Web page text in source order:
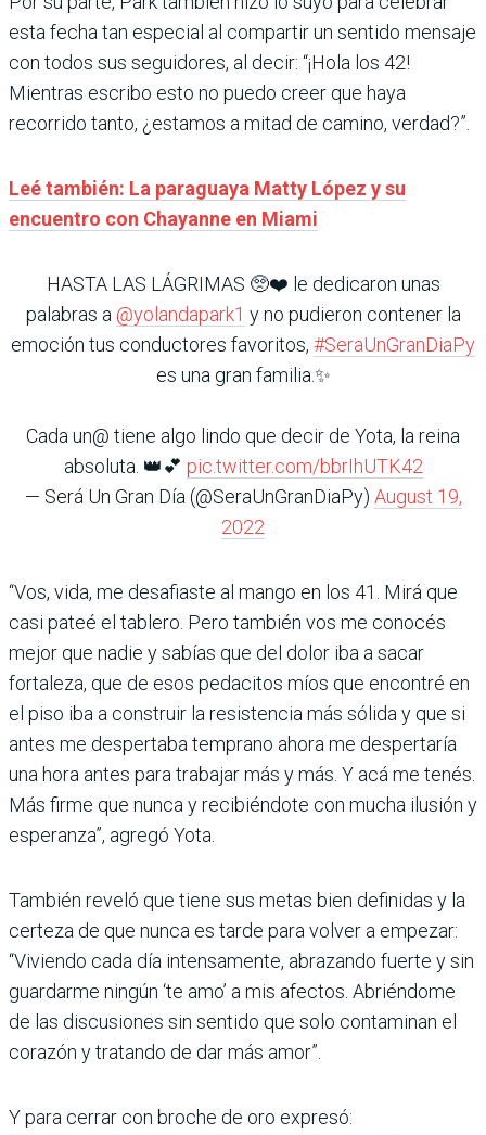
esta fecha tan especial al compartir un sentido mensaje
con todos sus seguidores, al decir: “¡Hola los 42!
Mientras escribo esto no puedo creer que haya
recorrido tanto, ¿estamos a mitad de camino, verdad?”.
Leé también: La paraguaya Matty López y su
encuentro con Chayanne en Miami
HASTA LAS LÁGRIMAS 🥺❤️ le dedicaron unas
palabras a @yolandapark1 y no pudieron contener la
emoción tus conductores favoritos, #SeraUnGranDiaPy
es una gran familia.✨
Cada un@ tiene algo lindo que decir de Yota, la reina
absoluta. 👑💕 pic.twitter.com/bbrIhUTK42
— Será Un Gran Día (@SeraUnGranDiaPy) August 19,
2022
“Vos, vida, me desafiaste al mango en los 41. Mirá que
casi pateé el tablero. Pero también vos me conocés
mejor que nadie y sabías que del dolor iba a sacar
fortaleza, que de esos pedacitos míos que encontré en
el piso iba a construir la resistencia más sólida y que si
antes me despertaba temprano ahora me despertaría
una hora antes para trabajar más y más. Y acá me tenés.
Más firme que nunca y recibiéndote con mucha ilusión y
esperanza”, agregó Yota.
También reveló que tiene sus metas bien definidas y la
certeza de que nunca es tarde para volver a empezar:
“Viviendo cada día intensamente, abrazando fuerte y sin
guardarme ningún ‘te amo’ a mis afectos. Abriéndome
de las discusiones sin sentido que solo contaminan el
corazón y tratando de dar más amor”.
Y para cerrar con broche de oro expresó: